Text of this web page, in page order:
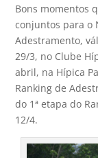
Bons momentos
conjuntos para o
Adestramento,
29/3, no Clube
abril, na Hípica
Ranking de
do 1ª etapa do
12/4.